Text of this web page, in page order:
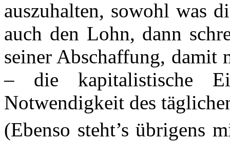
auszuhalten, sowohl was
auch den Lohn, dann
seiner Abschaffung, damit
– die kapitalistische
Notwendigkeit des
(Ebenso steht’s übrigens